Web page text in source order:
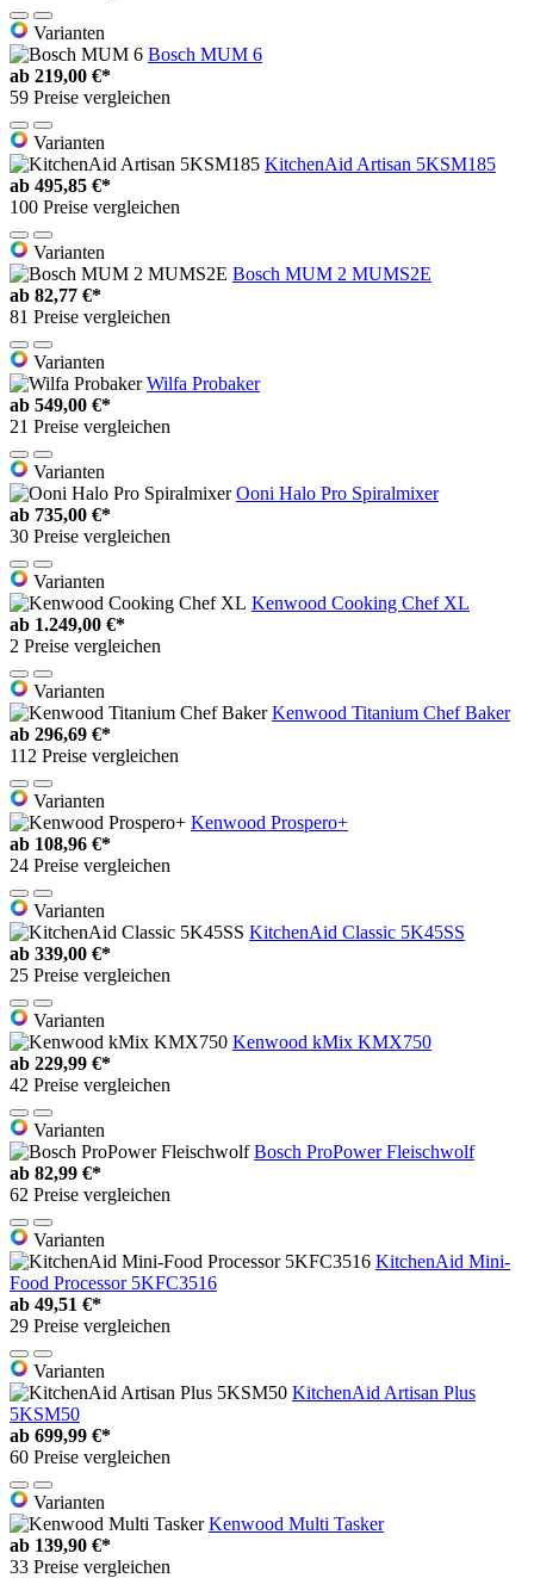
Varianten
Bosch MUM 6
ab 219,00 €*
59 Preise vergleichen
Varianten
KitchenAid Artisan 5KSM185
ab 495,85 €*
100 Preise vergleichen
Varianten
Bosch MUM 2 MUMS2E
ab 82,77 €*
81 Preise vergleichen
Varianten
Wilfa Probaker
ab 549,00 €*
21 Preise vergleichen
Varianten
Ooni Halo Pro Spiralmixer
ab 735,00 €*
30 Preise vergleichen
Varianten
Kenwood Cooking Chef XL
ab 1.249,00 €*
2 Preise vergleichen
Varianten
Kenwood Titanium Chef Baker
ab 296,69 €*
112 Preise vergleichen
Varianten
Kenwood Prospero+
ab 108,96 €*
24 Preise vergleichen
Varianten
KitchenAid Classic 5K45SS
ab 339,00 €*
25 Preise vergleichen
Varianten
Kenwood kMix KMX750
ab 229,99 €*
42 Preise vergleichen
Varianten
Bosch ProPower Fleischwolf
ab 82,99 €*
62 Preise vergleichen
Varianten
KitchenAid Mini-
Food Processor 5KFC3516
ab 49,51 €*
29 Preise vergleichen
Varianten
KitchenAid Artisan Plus
5KSM50
ab 699,99 €*
60 Preise vergleichen
Varianten
Kenwood Multi Tasker
ab 139,90 €*
33 Preise vergleichen